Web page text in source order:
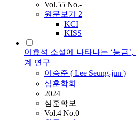
Vol.55 No.-
원문보기 2
KCI
KISS
이효석 소설에 나타나는 ‘능금’,
계 연구
이승준 ( Lee Seung-jun )
심훈학회
2024
심훈학보
Vol.4 No.0